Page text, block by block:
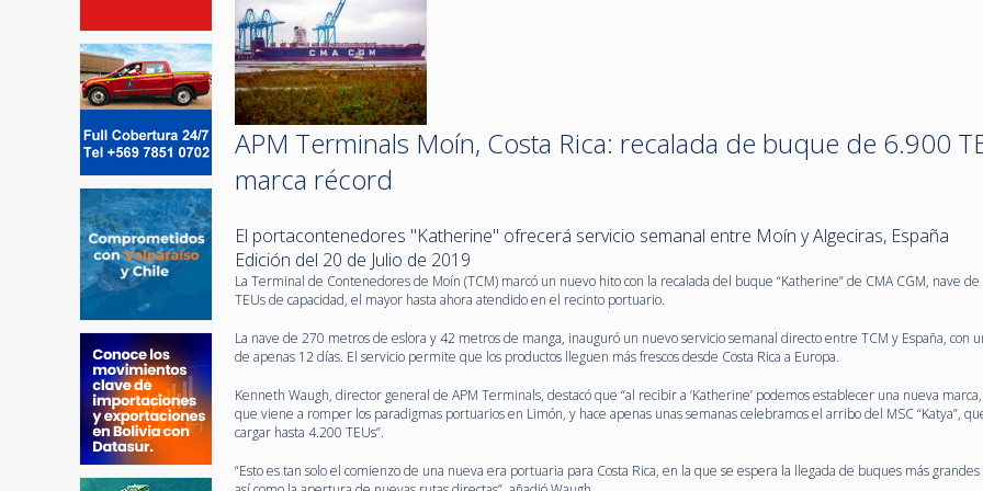
APM Terminals Moín, Costa Rica: recalada de buque de 6.900
marca récord
El portacontenedores "Katherine" ofrecerá servicio semanal entre Moín y Algeciras, España
Edición del 20 de Julio de 2019
La Terminal de Contenedores de Moín (TCM) marcó un nuevo hito con la recalada del buque “Katherine” de CMA CGM, nave
TEUs de capacidad, el mayor hasta ahora atendido en el recinto portuario.
La nave de 270 metros de eslora y 42 metros de manga, inauguró un nuevo servicio semanal directo entre TCM y España, con
de apenas 12 días. El servicio permite que los productos lleguen más frescos desde Costa Rica a Europa.
Kenneth Waugh, director general de APM Terminals, destacó que “al recibir a ‘Katherine’ podemos establecer una nueva
que viene a romper los paradigmas portuarios en Limón, y hace apenas unas semanas celebramos el arribo del MSC “Katya”,
cargar hasta 4.200 TEUs”.
“Esto es tan solo el comienzo de una nueva era portuaria para Costa Rica, en la que se espera la llegada de buques más grandes